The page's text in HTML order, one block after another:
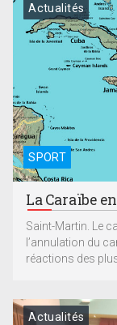
SPORT
Actualités
La Caraïbe
Saint-Martin. Le
l’annulation du
réactions des
Actualités